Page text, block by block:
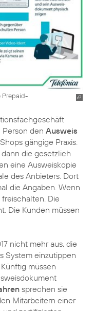
Prepaid-
den Ausweis
Shops gängige Praxis.
die gesetzlich
eine Ausweiskopie
des Anbieters. Dort
die Angaben. Wenn
Die
Die Kunden müssen
nicht mehr aus, die
System einzutippen
müssen
sprechen sie
Mitarbeitern einer